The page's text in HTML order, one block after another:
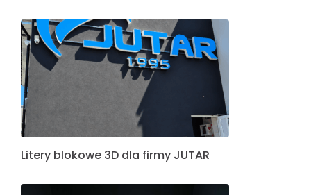
Litery blokowe 3D dla firmy JUTAR